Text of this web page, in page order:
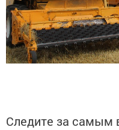
Следите за самым